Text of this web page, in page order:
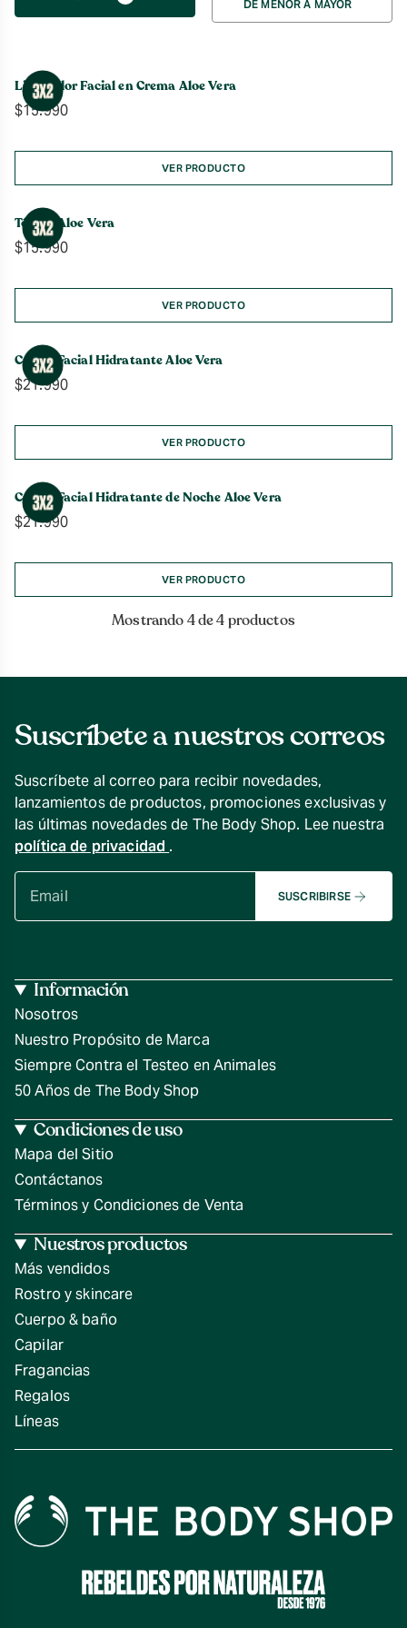
por
DE MENOR A MAYOR
Limpiador Facial en Crema Aloe Vera
$15.990
VER PRODUCTO
Tónico Aloe Vera
$15.990
VER PRODUCTO
Crema Facial Hidratante Aloe Vera
$21.990
VER PRODUCTO
Crema Facial Hidratante de Noche Aloe Vera
$21.990
VER PRODUCTO
Mostrando 4 de 4 productos
Suscríbete a nuestros correos
Suscríbete al correo para recibir novedades,
lanzamientos de productos, promociones exclusivas y
las últimas novedades de The Body Shop. Lee nuestra
política de privacidad .
SUSCRIBIRSE
Información
Nosotros
Nuestro Propósito de Marca
Siempre Contra el Testeo en Animales
50 Años de The Body Shop
Condiciones de uso
Mapa del Sitio
Contáctanos
Términos y Condiciones de Venta
Nuestros productos
Más vendidos
Rostro y skincare
Cuerpo & baño
Capilar
Fragancias
Regalos
Líneas